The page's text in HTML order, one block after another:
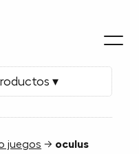
▾
juegos → oculus